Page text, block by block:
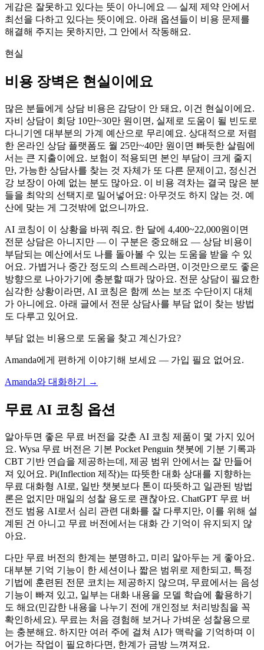
게감은 잘못하고 있다는 뜻이 아니에요 — 실제 제약 안에서
최선을 다하고 있다는 뜻이에요. 아래 옵션들이 비용 문제를
해결해 주지는 못하지만, 그 안에서 작동해요.
현실
비용 장벽은 현실이에요
많은 분들에게 상담 비용은 감당이 안 돼요, 이건 현실이에요.
자비 상담이 회당 10만~30만 원이면, 실제로 도움이 될 빈도로
다니기엔 대부분의 가계 예산으로 무리예요. 상대적으로 저렴
한 온라인 상담 플랫폼도 월 25만~40만 원이면 빠듯한 살림에
서는 큰 지출이에요. 보험이 적용되면 본인 부담이 크게 줄지
만, 가능한 상담사를 찾는 것 자체가 또 다른 문제이고, 정신건
강 보장이 아예 없는 분도 많아요. 이 비용 격차는 결국 많은 분
들을 최악의 선택지로 밀어넣어요: 아무것도 하지 않는 것. 예
산에 맞는 게 그것밖에 없으니까요.
AI 코칭이 이 상황을 바꿔 줘요. 한 달에 4,400~22,000원이면
전문 상담은 아니지만 — 이 구분은 중요해요 — 상담 비용이
부담되는 예산에서도 나를 돌아볼 수 있는 도움을 받을 수 있
어요. 가볍거나 중간 정도의 스트레스라면, 이것만으로도 좋은
방향으로 나아가기에 충분할 때가 많아요. 전문 상담이 필요한
심각한 상황이라면, AI 코칭은 함께 쓰는 보조 수단이지 대체
가 아니에요. 아래 글에서 전문 상담사를 부담 없이 찾는 방법
도 다루고 있어요.
부담 없는 비용으로 도움을 찾고 계신가요?
Amanda에게 편하게 이야기해 보세요 — 가입 필요 없어요.
Amanda와 대화하기 →
무료 AI 코칭 옵션
알아두면 좋은 무료 버전을 갖춘 AI 코칭 제품이 몇 가지 있어
요. Wysa 무료 버전은 기본 Pocket Penguin 챗봇에 기분 기록과
CBT 기반 연습을 제공하는데, 제공 범위 안에서는 잘 만들어
져 있어요. Pi(Inflection 제작)는 따뜻한 대화 상대를 지향하는
무료 대화형 AI로, 일반 챗봇보다 톤이 따뜻하고 일관된 방법
론은 없지만 매일의 성찰 용도로 괜찮아요. ChatGPT 무료 버
전도 범용 AI로서 심리 관련 대화를 잘 다루지만, 이를 위해 설
계된 건 아니고 무료 버전에서는 대화 간 기억이 유지되지 않
아요.
다만 무료 버전의 한계는 분명하고, 미리 알아두는 게 좋아요.
대부분 기억 기능이 한 세션이나 짧은 범위로 제한되고, 특정
기법에 훈련된 전문 코치는 제공하지 않으며, 무료에서는 음성
기능이 빠져 있고, 일부는 대화 내용을 모델 학습에 활용하기
도 해요(민감한 내용을 나누기 전에 개인정보 처리방침을 꼭
확인하세요). 무료는 처음 경험해 보거나 가벼운 성찰용으로
는 충분해요. 하지만 여러 주에 걸쳐 AI가 맥락을 기억하며 이
어가는 작업이 필요하다면, 한계가 금방 느껴져요.